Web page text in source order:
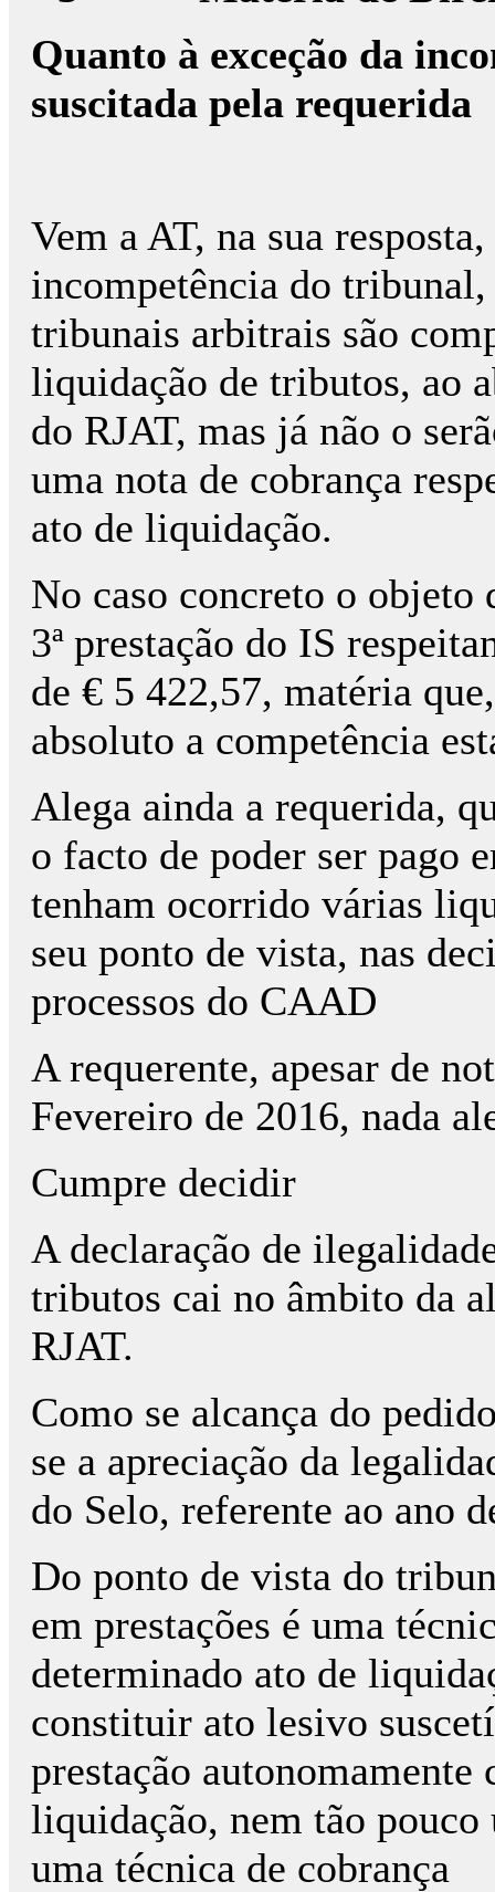
Quanto à exceção da
suscitada pela requerida
Vem a AT, na sua
incompetência do
tribunais arbitrais são
liquidação de tributos, ao
do RJAT, mas já não o
uma nota de cobrança
ato de liquidação.
No caso concreto o objeto
3ª prestação do IS
de € 5 422,57, matéria
absoluto a competência
Alega ainda a requerida,
o facto de poder ser pago
tenham ocorrido várias
seu ponto de vista, nas
processos do CAAD
A requerente, apesar de
Fevereiro de 2016, nada
Cumpre decidir
A declaração de
tributos cai no âmbito da
RJAT.
Como se alcança do
se a apreciação da
do Selo, referente ao ano
Do ponto de vista do
em prestações é uma
determinado ato de
constituir ato lesivo
prestação autonomamente
liquidação, nem tão pouco
uma técnica de cobrança